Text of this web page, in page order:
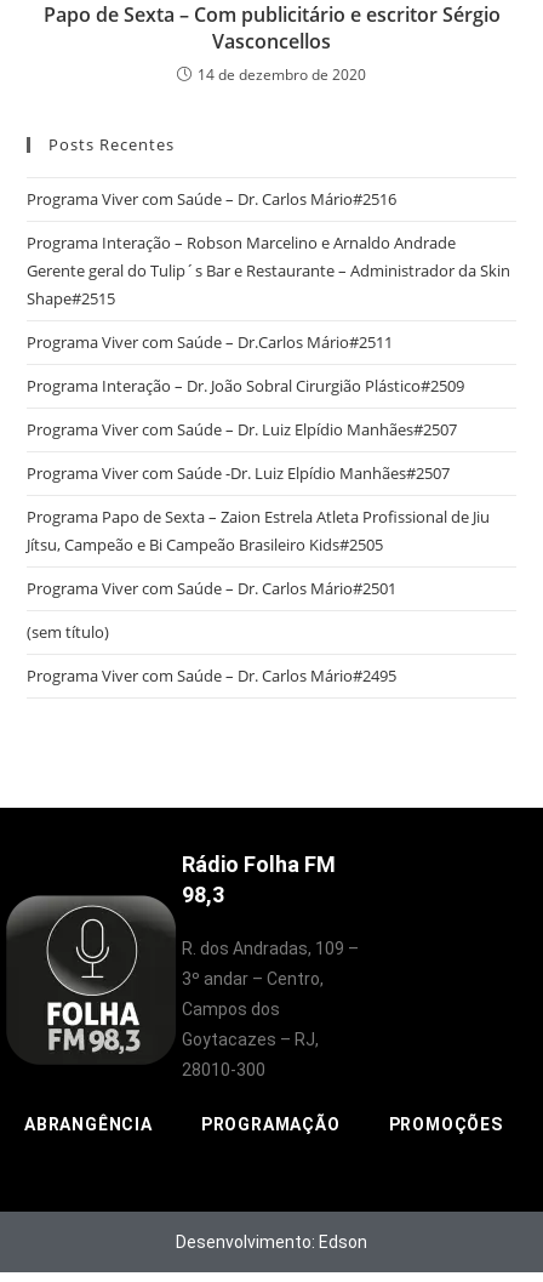
Papo de Sexta – Com publicitário e escritor Sérgio
Vasconcellos
14 de dezembro de 2020
Posts Recentes
Programa Viver com Saúde – Dr. Carlos Mário#2516
Programa Interação – Robson Marcelino e Arnaldo Andrade
Gerente geral do Tulip´s Bar e Restaurante – Administrador da Skin
Shape#2515
Programa Viver com Saúde – Dr.Carlos Mário#2511
Programa Interação – Dr. João Sobral Cirurgião Plástico#2509
Programa Viver com Saúde – Dr. Luiz Elpídio Manhães#2507
Programa Viver com Saúde -Dr. Luiz Elpídio Manhães#2507
Programa Papo de Sexta – Zaion Estrela Atleta Profissional de Jiu
Jítsu, Campeão e Bi Campeão Brasileiro Kids#2505
Programa Viver com Saúde – Dr. Carlos Mário#2501
(sem título)
Programa Viver com Saúde – Dr. Carlos Mário#2495
Rádio Folha FM
98,3
R. dos Andradas, 109 –
3º andar – Centro,
Campos dos
Goytacazes – RJ,
28010-300
ABRANGÊNCIA PROGRAMAÇÃO PROMOÇÕES
Desenvolvimento: Edson